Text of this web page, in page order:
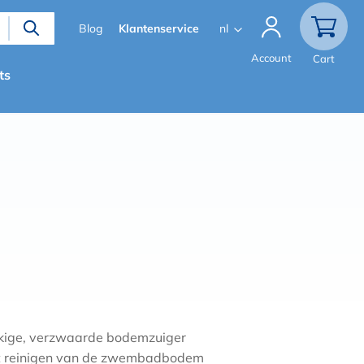
Secondary
Blog Klantenservice nl
Account Cart
verzwaarde bodemzuiger
reinigen van de zwembadbodem